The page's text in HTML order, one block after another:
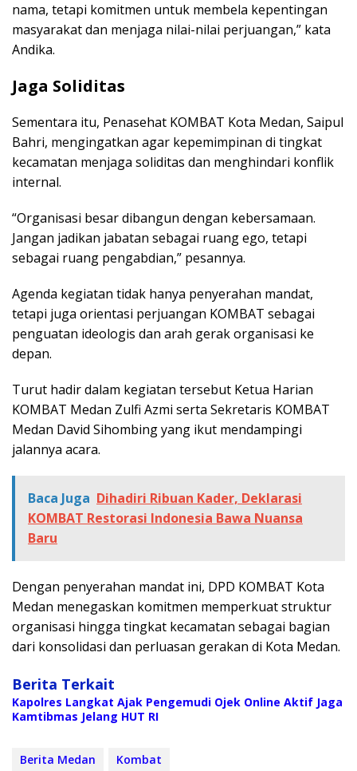
nama, tetapi komitmen untuk membela kepentingan
masyarakat dan menjaga nilai-nilai perjuangan,” kata
Andika.
Jaga Soliditas
Sementara itu, Penasehat KOMBAT Kota Medan, Saipul
Bahri, mengingatkan agar kepemimpinan di tingkat
kecamatan menjaga soliditas dan menghindari konflik
internal.
“Organisasi besar dibangun dengan kebersamaan.
Jangan jadikan jabatan sebagai ruang ego, tetapi
sebagai ruang pengabdian,” pesannya.
Agenda kegiatan tidak hanya penyerahan mandat,
tetapi juga orientasi perjuangan KOMBAT sebagai
penguatan ideologis dan arah gerak organisasi ke
depan.
Turut hadir dalam kegiatan tersebut Ketua Harian
KOMBAT Medan Zulfi Azmi serta Sekretaris KOMBAT
Medan David Sihombing yang ikut mendampingi
jalannya acara.
Baca Juga Dihadiri Ribuan Kader, Deklarasi
KOMBAT Restorasi Indonesia Bawa Nuansa
Baru
Dengan penyerahan mandat ini, DPD KOMBAT Kota
Medan menegaskan komitmen memperkuat struktur
organisasi hingga tingkat kecamatan sebagai bagian
dari konsolidasi dan perluasan gerakan di Kota Medan.
Berita Terkait
Kapolres Langkat Ajak Pengemudi Ojek Online Aktif Jaga
Kamtibmas Jelang HUT RI
Berita Medan Kombat